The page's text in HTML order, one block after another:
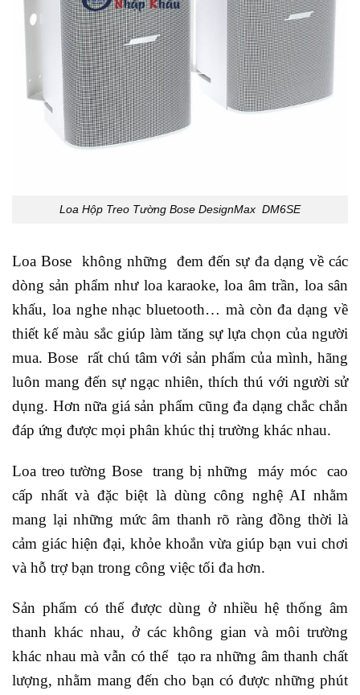
Loa Hộp Treo Tường Bose DesignMax DM6SE
Loa Bose không những đem đến sự đa dạng về các
dòng sản phẩm như loa karaoke, loa âm trần, loa sân
khấu, loa nghe nhạc bluetooth… mà còn đa dạng về
thiết kế màu sắc giúp làm tăng sự lựa chọn của người
mua. Bose rất chú tâm với sản phẩm của mình, hãng
luôn mang đến sự ngạc nhiên, thích thú với người sử
dụng. Hơn nữa giá sản phẩm cũng đa dạng chắc chắn
đáp ứng được mọi phân khúc thị trường khác nhau.
Loa treo tường Bose trang bị những máy móc cao
cấp nhất và đặc biệt là dùng công nghệ AI nhằm
mang lại những mức âm thanh rõ ràng đồng thời là
cảm giác hiện đại, khỏe khoắn vừa giúp bạn vui chơi
và hỗ trợ bạn trong công việc tối đa hơn.
Sản phẩm có thể được dùng ở nhiều hệ thống âm
thanh khác nhau, ở các không gian và môi trường
khác nhau mà vẫn có thể tạo ra những âm thanh chất
lượng, nhằm mang đến cho bạn có được những phút